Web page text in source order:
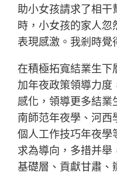
助小女孩請求了相干
時，小女孩的家人忽
表現感激。我剎時
在積極拓寬結業生下
加年夜政策領導力度
感化，領導更多結業
南師范年夜學、河西
個人工作技巧年夜學
求為導向，多措并舉
基礎層、貢獻甘肅、